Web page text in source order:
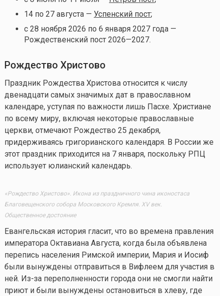
14 по 27 августа — Успенский пост;
с 28 ноября 2026 по 6 января 2027 года —
Рождественский пост 2026—2027.
Рождество Христово
Праздник Рождества Христова относится к числу
двенадцати самых значимых дат в православном
календаре, уступая по важности лишь Пасхе. Христиане
по всему миру, включая некоторые православные
церкви, отмечают Рождество 25 декабря,
придерживаясь григорианского календаря. В России же
этот праздник приходится на 7 января, поскольку РПЦ
использует юлианский календарь.
«Рождество Христово». Икона из праздничного чина иконостаса
Благовещенского собора Московского Кремля. XV век.
Общественное достояние
Евангельская история гласит, что во времена правления
императора Октавиана Августа, когда была объявлена
перепись населения Римской империи, Мария и Иосиф
были вынуждены отправиться в Вифлеем для участия в
ней. Из-за переполненности города они не смогли найти
приют и были вынуждены остановиться в хлеву, где